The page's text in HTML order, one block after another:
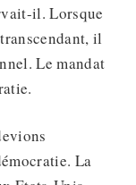
il. Lorsque
il
Le mandat
La